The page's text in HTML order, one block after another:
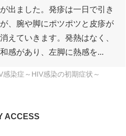
出ました。発疹は一日で引き
、腕や脚にポツポツと皮疹が
えていきます。発熱はなく、
感があり、左脚に熱感を...
感染症～HIV感染の初期症状～
ACCESS